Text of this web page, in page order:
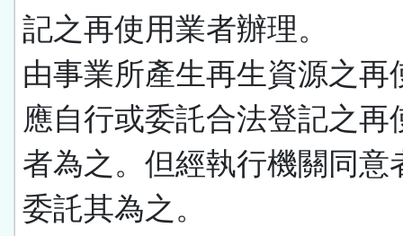
記之再使用業者辦理。
由事業所產生再生資源之再
應自行或委託合法登記之再
者為之。但經執行機關同意
委託其為之。